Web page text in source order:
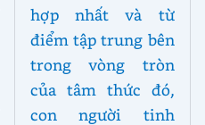
hợp nhất và từ
điểm tập trung bên
trong vòng tròn
của tâm thức đó,
con người tinh